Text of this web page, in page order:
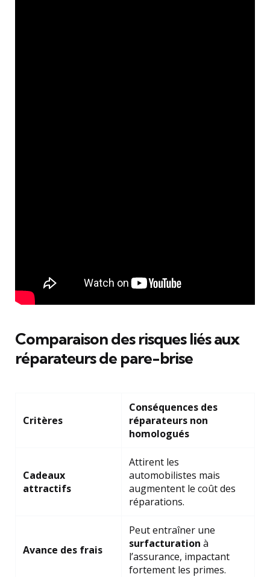
Comparaison des risques liés aux
réparateurs de pare-brise
Critères
Conséquences des
réparateurs non
homologués
Cadeaux
attractifs
Attirent les
automobilistes mais
augmentent le coût des
réparations.
Avance des frais
Peut entraîner une
surfacturation à
l’assurance, impactant
fortement les primes.